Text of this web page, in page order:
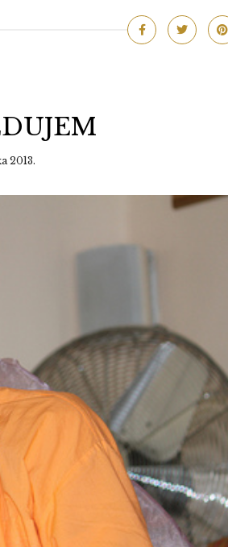
2013.